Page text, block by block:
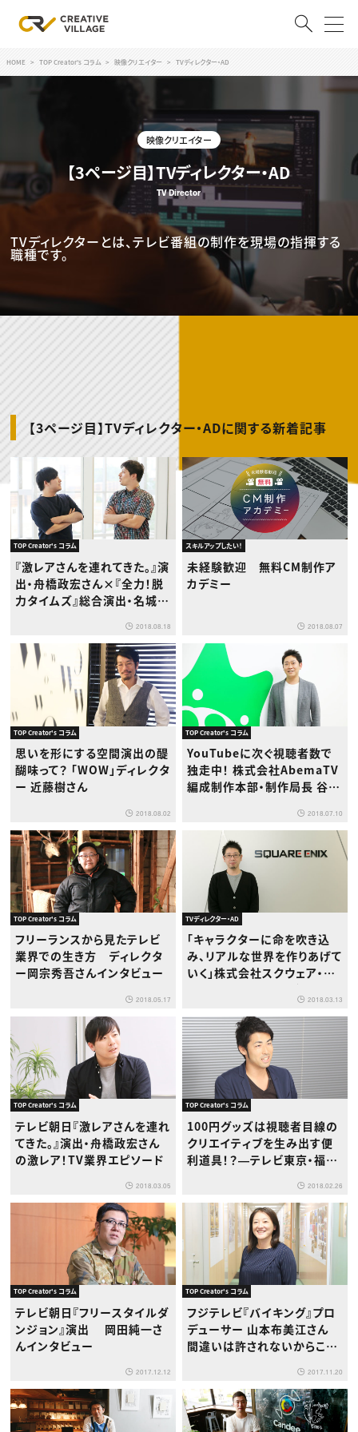
RECRUIT
クリエイター求人を探す
CREATIVE JOB求人検索
特集求人
採用説明会
転職支援サービス
CONTENTS
スキルアップしたい！
スキルアップしたい！ トップ
プログラミング
業界解説・キャリア事情
お役立ち基礎知識
TOP Creator’s コラム トップ
ゲームクリエイター
映像クリエイター
マーケッター
クリエイターインタビュー
C＆R Magazine
ニュース・トレンド
ニュース・トレンド トップ
Web
映像
ゲーム・エンタメ
広告
出版
CREATIVE VILLAGEからのお知らせ
プロフェッショナル×つながる×メディア
HOME TOP Creator's コラム 映像クリエイター TVディレクター・AD
映像クリエイター
【3ページ目】TVディレクター・AD
TV Director
TVディレクターとは、テレビ番組の制作を現場の指揮する
職種です。
【3ページ目】TVディレクター・ADに関する新着記事
TOP Creator's コラム
『激レアさんを連れてきた。』演
出・舟橋政宏さん×『全力！脱
力タイムズ』総合演出・名城ラ
2018.08.18
スキルアップしたい！
未経験歓迎 無料CM制作ア
カデミー
2018.08.07
TOP Creator's コラム
思いを形にする空間演出の醍
醐味って？ 「WOW」ディレクタ
ー 近藤樹さん
2018.08.02
TOP Creator's コラム
YouTubeに次ぐ視聴者数で
独走中！ 株式会社AbemaTV
編成制作本部・制作局長 谷口
2018.07.10
TOP Creator's コラム
フリーランスから見たテレビ
業界での生き方 ディレクタ
ー岡宗秀吾さんインタビュー
2018.05.17
TVディレクター・AD
「キャラクターに命を吹き込
み、リアルな世界を作りあげて
いく」株式会社スクウェア・エ
ニックス サウンドディレクタ
ー伊勢 誠さんにインタビュー
2018.03.13
TOP Creator's コラム
テレビ朝日『激レアさんを連れ
てきた。』演出・舟橋政宏さん
の激レア！TV業界エピソード
2018.03.05
TOP Creator's コラム
100円グッズは視聴者目線の
クリエイティブを生み出す便
利道具！？―テレビ東京・福本
2018.02.26
TOP Creator's コラム
テレビ朝日『フリースタイルダ
ンジョン』演出 岡田純一さ
んインタビュー
2017.12.12
TOP Creator's コラム
フジテレビ『バイキング』プロ
デューサー 山本布美江さん
間違いは許されないからこそ
2017.11.20